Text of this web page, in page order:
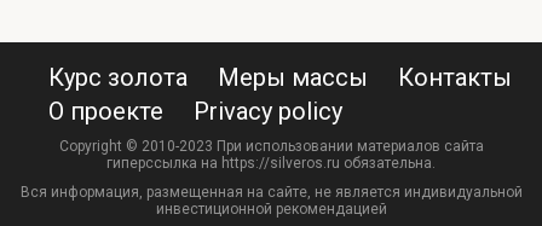
Курс золота Меры массы
Контакты
О проекте
Privacy policy
Copyright © 2010-2023 При использовании материалов сайта
гиперссылка на https://silveros.ru обязательна.
Вся информация, размещенная на сайте, не является индивидуальной
инвестиционной рекомендацией